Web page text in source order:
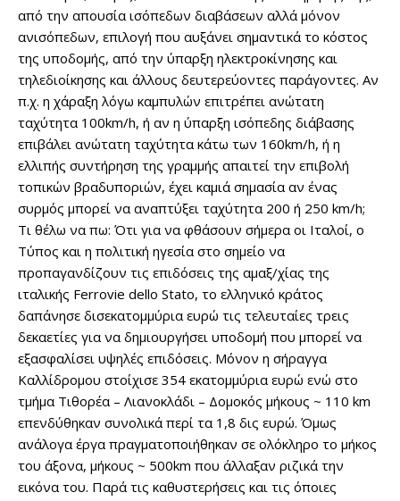
από την απουσία ισόπεδων διαβάσεων αλλά μόνον
ανισόπεδων, επιλογή που αυξάνει σημαντικά το κόστος
της υποδομής, από την ύπαρξη ηλεκτροκίνησης και
τηλεδιοίκησης και άλλους δευτερεύοντες παράγοντες. Αν
π.χ. η χάραξη λόγω καμπυλών επιτρέπει ανώτατη
ταχύτητα 100km/h, ή αν η ύπαρξη ισόπεδης διάβασης
επιβάλει ανώτατη ταχύτητα κάτω των 160km/h, ή η
ελλιπής συντήρηση της γραμμής απαιτεί την επιβολή
τοπικών βραδυποριών, έχει καμιά σημασία αν ένας
συρμός μπορεί να αναπτύξει ταχύτητα 200 ή 250 km/h;
Τι θέλω να πω: Ότι για να φθάσουν σήμερα οι Ιταλοί, ο
Τύπος και η πολιτική ηγεσία στο σημείο να
προπαγανδίζουν τις επιδόσεις της αμαξ/χίας της
ιταλικής Ferrovie dello Stato, το ελληνικό κράτος
δαπάνησε δισεκατομμύρια ευρώ τις τελευταίες τρεις
δεκαετίες για να δημιουργήσει υποδομή που μπορεί να
εξασφαλίσει υψηλές επιδόσεις. Μόνον η σήραγγα
Καλλίδρομου στοίχισε 354 εκατομμύρια ευρώ ενώ στο
τμήμα Τιθορέα – Λιανοκλάδι – Δομοκός μήκους ~ 110 km
επενδύθηκαν συνολικά περί τα 1,8 δις ευρώ. Όμως
ανάλογα έργα πραγματοποιήθηκαν σε ολόκληρο το μήκος
του άξονα, μήκους ~ 500km που άλλαξαν ριζικά την
εικόνα του. Παρά τις καθυστερήσεις και τις όποιες